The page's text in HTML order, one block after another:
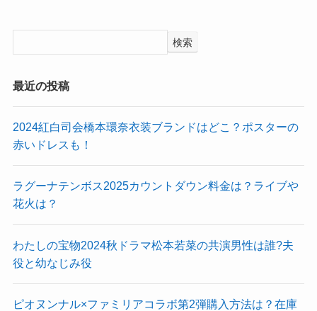
検索
最近の投稿
2024紅白司会橋本環奈衣装ブランドはどこ？ポスターの
赤いドレスも！
ラグーナテンボス2025カウントダウン料金は？ライブや
花火は？
わたしの宝物2024秋ドラマ松本若菜の共演男性は誰?夫
役と幼なじみ役
ピオヌンナル×ファミリアコラボ第2弾購入方法は？在庫